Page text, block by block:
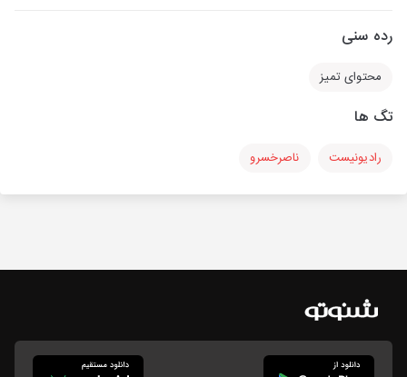
رده سنی
محتوای تمیز
تگ ها
رادیونیست ناصرخسرو